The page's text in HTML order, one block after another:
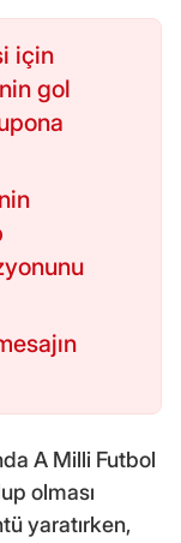
için
gol
A Milli Futbol
olması
yaratırken,